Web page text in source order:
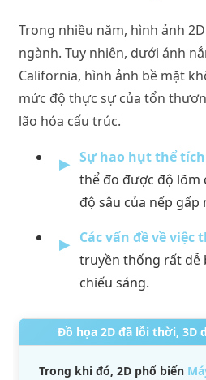
Trong nhiều năm, hình ảnh
ngành. Tuy nhiên, dưới ánh
California, hình ảnh bề mặt
mức độ thực sự của tổn
lão hóa cấu trúc.
Sự hao hụt thể
thể đo được độ lõm
độ sâu của nếp gấp
Các vấn đề về việc
truyền thống rất dễ
chiếu sáng.
Đồ họa 2D đã lỗi thời, 3D
Trong khi đó, 2D phổ biến